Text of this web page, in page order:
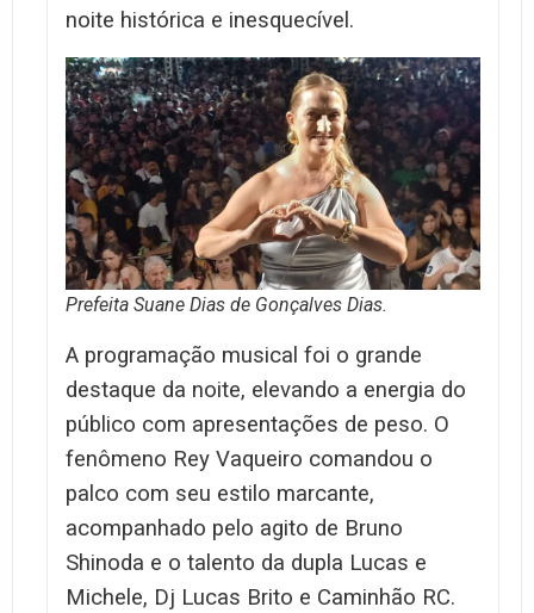
noite histórica e inesquecível.
Prefeita Suane Dias de Gonçalves Dias.
A programação musical foi o grande
destaque da noite, elevando a energia do
público com apresentações de peso. O
fenômeno Rey Vaqueiro comandou o
palco com seu estilo marcante,
acompanhado pelo agito de Bruno
Shinoda e o talento da dupla Lucas e
Michele, Dj Lucas Brito e Caminhão RC.